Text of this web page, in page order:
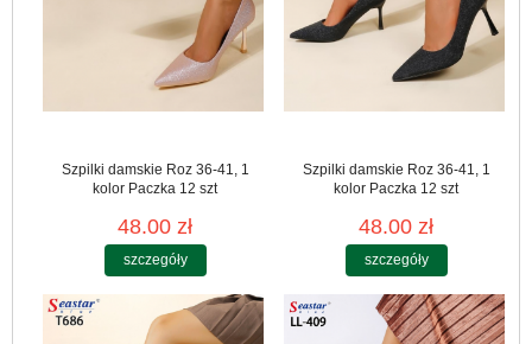
Szpilki damskie Roz 36-41, 1
kolor Paczka 12 szt
48.00 zł
szczegóły
Szpilki damskie Roz 36-41, 1
kolor Paczka 12 szt
48.00 zł
szczegóły